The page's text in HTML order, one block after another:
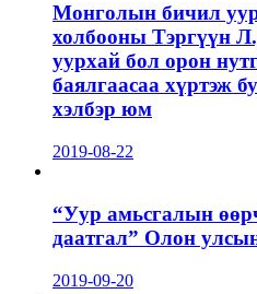
Монголын бичил
холбооны Тэргүүн
уурхай бол орон
баялгаасаа хүртэж
хэлбэр юм
2019-08-22
“Уур амьсгалын
даатгал” Олон
2019-09-20